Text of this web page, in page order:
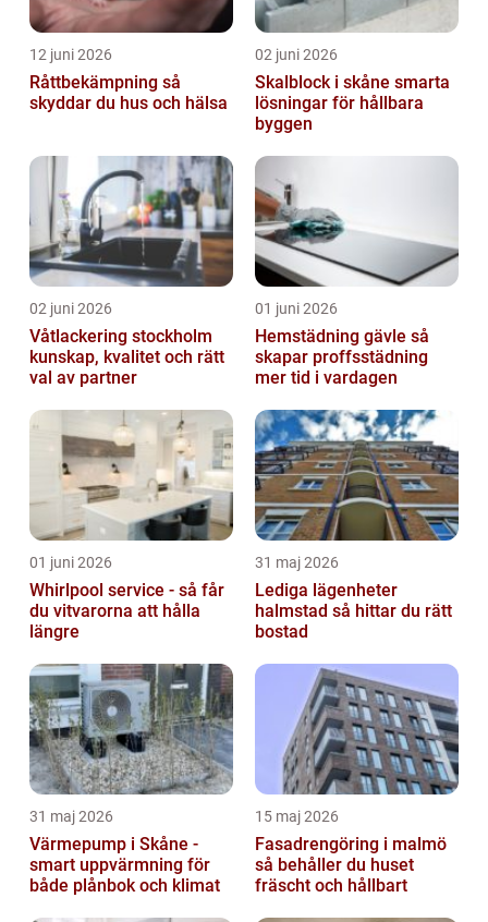
12 juni 2026
Råttbekämpning så
skyddar du hus och hälsa
02 juni 2026
Skalblock i skåne smarta
lösningar för hållbara
byggen
02 juni 2026
Våtlackering stockholm
kunskap, kvalitet och rätt
val av partner
01 juni 2026
Hemstädning gävle så
skapar proffsstädning
mer tid i vardagen
01 juni 2026
Whirlpool service - så får
du vitvarorna att hålla
längre
31 maj 2026
Lediga lägenheter
halmstad så hittar du rätt
bostad
31 maj 2026
Värmepump i Skåne -
smart uppvärmning för
både plånbok och klimat
15 maj 2026
Fasadrengöring i malmö
så behåller du huset
fräscht och hållbart